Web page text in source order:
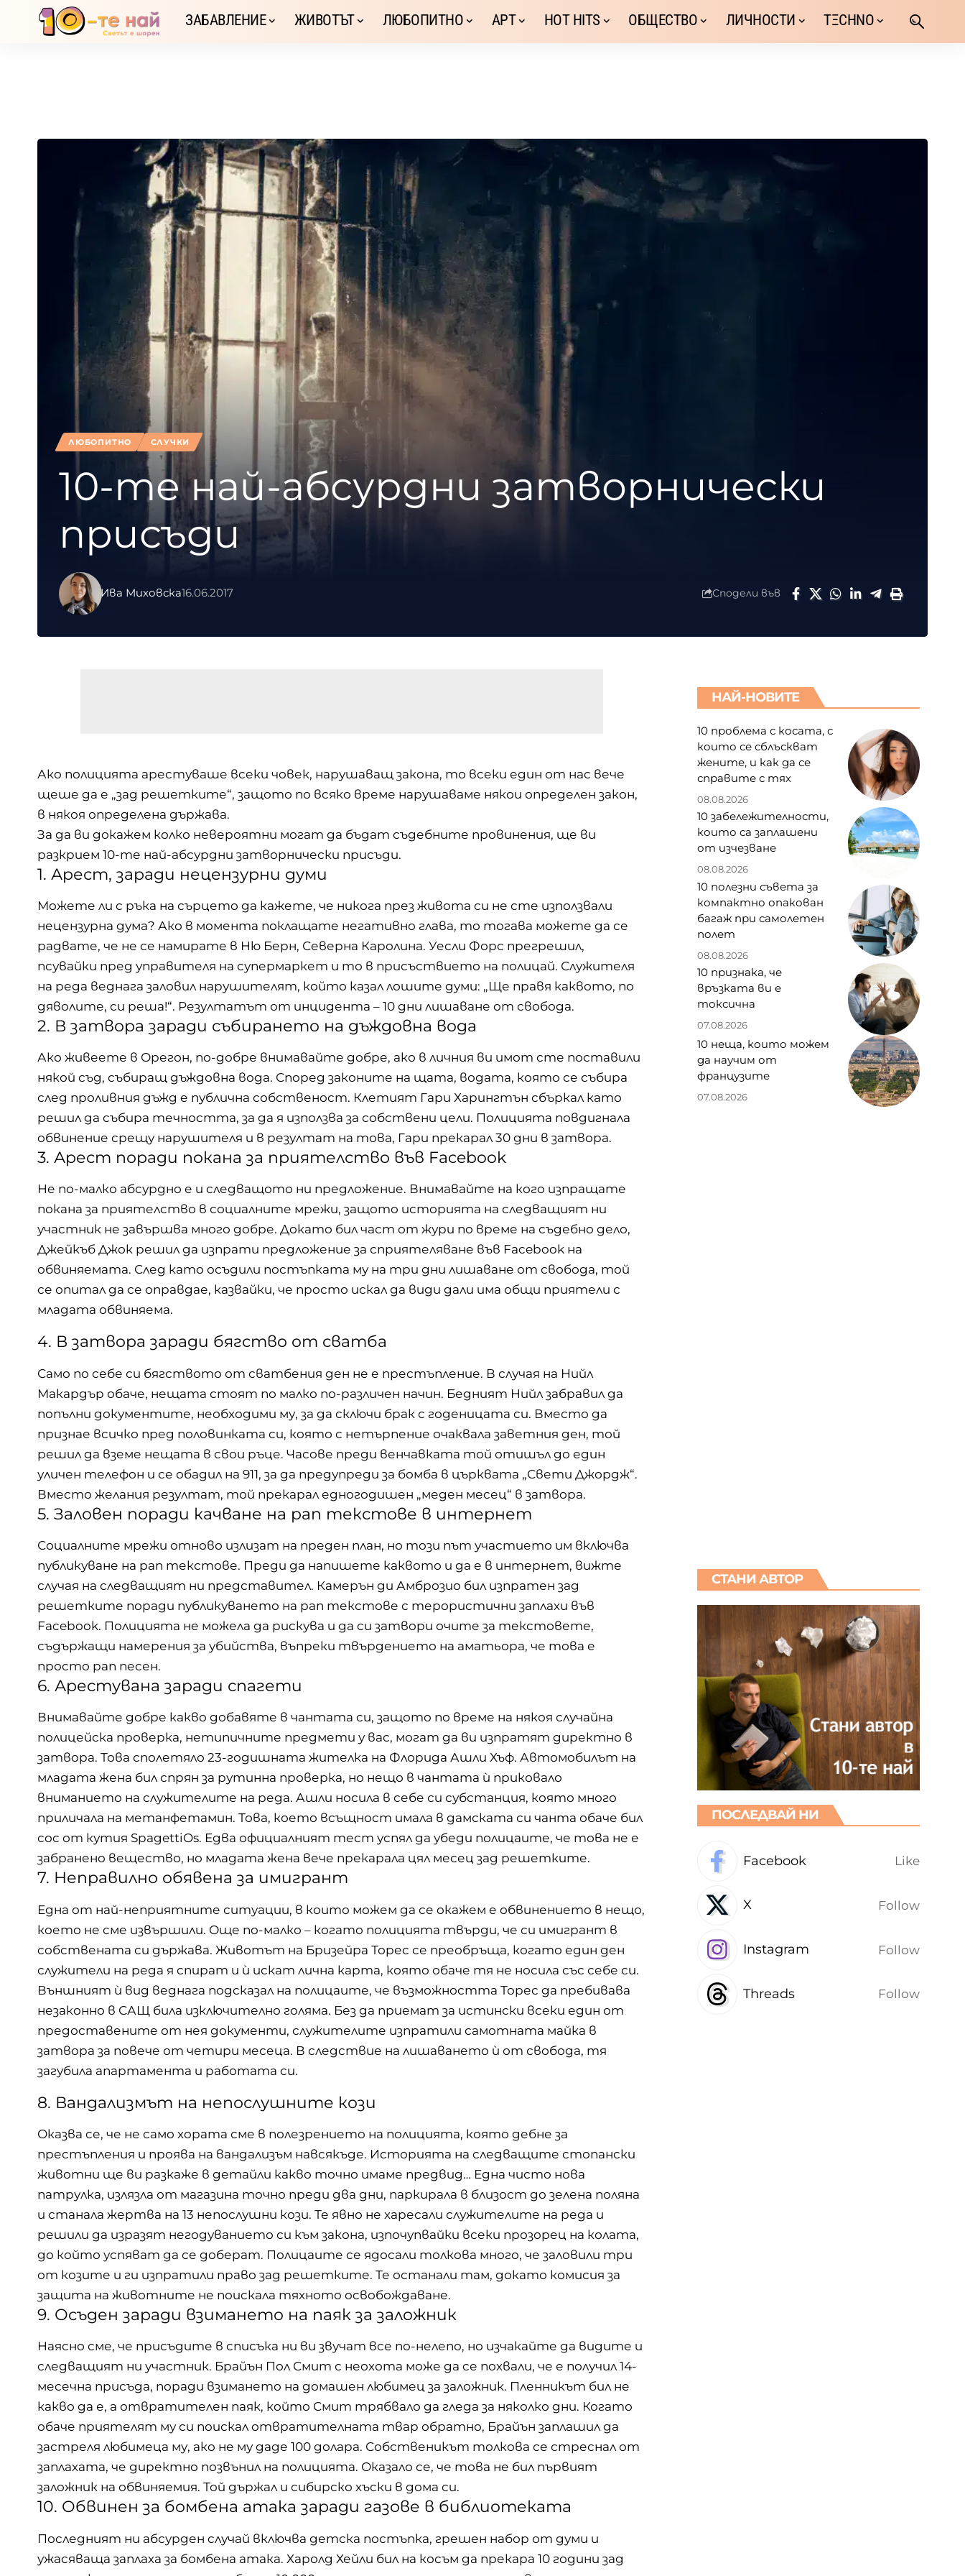
ЗАБАВЛЕНИЕ ЖИВОТЪТ ЛЮБОПИТНО АРТ HOT HITS ОБЩЕСТВО ЛИЧНОСТИ TΞCHNO
ЛЮБОПИТНО СЛУЧКИ
10-те най-абсурдни затворнически
присъди
Ива Миховска16.06.2017 Сподели във
Ако полицията арестуваше всеки човек, нарушаващ закона, то всеки един от нас вече
щеше да е „зад решетките“, защото по всяко време нарушаваме някои определен закон,
в някоя определена държава.
За да ви докажем колко невероятни могат да бъдат съдебните провинения, ще ви
разкрием 10-те най-абсурдни затворнически присъди.
1. Арест, заради нецензурни думи
Можете ли с ръка на сърцето да кажете, че никога през живота си не сте използвали
нецензурна дума? Ако в момента поклащате негативно глава, то тогава можете да се
радвате, че не се намирате в Ню Берн, Северна Каролина. Уесли Форс прегрешил,
псувайки пред управителя на супермаркет и то в присъствието на полицай. Служителя
на реда веднага заловил нарушителят, който казал лошите думи: „Ще правя каквото, по
дяволите, си реша!“. Резултатът от инцидента – 10 дни лишаване от свобода.
2. В затвора заради събирането на дъждовна вода
Ако живеете в Орегон, по-добре внимавайте добре, ако в личния ви имот сте поставили
някой съд, събиращ дъждовна вода. Според законите на щата, водата, която се събира
след проливния дъжд е публична собственост. Клетият Гари Харингтън сбъркал като
решил да събира течността, за да я използва за собствени цели. Полицията повдигнала
обвинение срещу нарушителя и в резултат на това, Гари прекарал 30 дни в затвора.
3. Арест поради покана за приятелство във Facebook
Не по-малко абсурдно е и следващото ни предложение. Внимавайте на кого изпращате
покана за приятелство в социалните мрежи, защото историята на следващият ни
участник не завършва много добре. Докато бил част от жури по време на съдебно дело,
Джейкъб Джок решил да изпрати предложение за сприятеляване във Facebook на
обвиняемата. След като осъдили постъпката му на три дни лишаване от свобода, той
се опитал да се оправдае, казвайки, че просто искал да види дали има общи приятели с
младата обвиняема.
4. В затвора заради бягство от сватба
Само по себе си бягството от сватбения ден не е престъпление. В случая на Нийл
Макардър обаче, нещата стоят по малко по-различен начин. Бедният Нийл забравил да
попълни документите, необходими му, за да сключи брак с годеницата си. Вместо да
признае всичко пред половинката си, която с нетърпение очаквала заветния ден, той
решил да вземе нещата в свои ръце. Часове преди венчавката той отишъл до един
уличен телефон и се обадил на 911, за да предупреди за бомба в църквата „Свети Джордж“.
Вместо желания резултат, той прекарал едногодишен „меден месец“ в затвора.
5. Заловен поради качване на рап текстове в интернет
Социалните мрежи отново излизат на преден план, но този път участието им включва
публикуване на рап текстове. Преди да напишете каквото и да е в интернет, вижте
случая на следващият ни представител. Камерън ди Амброзио бил изпратен зад
решетките поради публикуването на рап текстове с терористични заплахи във
Facebook. Полицията не можела да рискува и да си затвори очите за текстовете,
съдържащи намерения за убийства, въпреки твърдението на аматьора, че това е
просто рап песен.
6. Арестувана заради спагети
Внимавайте добре какво добавяте в чантата си, защото по време на някоя случайна
полицейска проверка, нетипичните предмети у вас, могат да ви изпратят директно в
затвора. Това сполетяло 23-годишната жителка на Флорида Ашли Хъф. Автомобилът на
младата жена бил спрян за рутинна проверка, но нещо в чантата ѝ приковало
вниманието на служителите на реда. Ашли носила в себе си субстанция, която много
приличала на метанфетамин. Това, което всъщност имала в дамската си чанта обаче бил
сос от кутия SpagettiOs. Едва официалният тест успял да убеди полицаите, че това не е
забранено вещество, но младата жена вече прекарала цял месец зад решетките.
7. Неправилно обявена за имигрант
Една от най-неприятните ситуации, в които можем да се окажем е обвинението в нещо,
което не сме извършили. Още по-малко – когато полицията твърди, че си имигрант в
собствената си държава. Животът на Бризейра Торес се преобръща, когато един ден
служители на реда я спират и ѝ искат лична карта, която обаче тя не носила със себе си.
Външният ѝ вид веднага подсказал на полицаите, че възможността Торес да пребивава
незаконно в САЩ била изключително голяма. Без да приемат за истински всеки един от
предоставените от нея документи, служителите изпратили самотната майка в
затвора за повече от четири месеца. В следствие на лишаването ѝ от свобода, тя
загубила апартамента и работата си.
8. Вандализмът на непослушните кози
Оказва се, че не само хората сме в полезрението на полицията, която дебне за
престъпления и проява на вандализъм навсякъде. Историята на следващите стопански
животни ще ви разкаже в детайли какво точно имаме предвид… Една чисто нова
патрулка, излязла от магазина точно преди два дни, паркирала в близост до зелена поляна
и станала жертва на 13 непослушни кози. Те явно не харесали служителите на реда и
решили да изразят негодуванието си към закона, изпочупвайки всеки прозорец на колата,
до който успяват да се доберат. Полицаите се ядосали толкова много, че заловили три
от козите и ги изпратили право зад решетките. Те останали там, докато комисия за
защита на животните не поискала тяхното освобождаване.
9. Осъден заради взимането на паяк за заложник
Наясно сме, че присъдите в списъка ни ви звучат все по-нелепо, но изчакайте да видите и
следващият ни участник. Брайън Пол Смит с неохота може да се похвали, че е получил 14-
месечна присъда, поради взимането на домашен любимец за заложник. Пленникът бил не
какво да е, а отвратителен паяк, който Смит трябвало да гледа за няколко дни. Когато
обаче приятелят му си поискал отвратителната твар обратно, Брайън заплашил да
застреля любимеца му, ако не му даде 100 долара. Собственикът толкова се стреснал от
заплахата, че директно позвънил на полицията. Оказало се, че това не бил първият
заложник на обвиняемия. Той държал и сибирско хъски в дома си.
10. Обвинен за бомбена атака заради газове в библиотеката
Последният ни абсурден случай включва детска постъпка, грешен набор от думи и
ужасяваща заплаха за бомбена атака. Харолд Хейли бил на косъм да прекара 10 години зад
НАЙ-НОВИТЕ
10 проблема с косата, с
които се сблъскват
жените, и как да се
справите с тях
08.08.2026
10 забележителности,
които са заплашени
от изчезване
08.08.2026
10 полезни съвета за
компактно опакован
багаж при самолетен
полет
08.08.2026
10 признака, че
връзката ви е
токсична
07.08.2026
10 неща, които можем
да научим от
французите
07.08.2026
СТАНИ АВТОР
ПОСЛЕДВАЙ НИ
Facebook Like
X Follow
Instagram Follow
Threads Follow